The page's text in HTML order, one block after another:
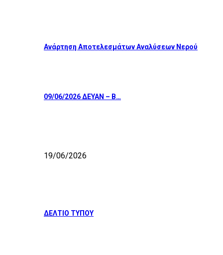
Ανάρτηση Αποτελεσμάτων Αναλύσεων Νερού
09/06/2026 ΔΕΥΑΝ – Β…
19/06/2026
ΔΕΛΤΙΟ ΤΥΠΟΥ